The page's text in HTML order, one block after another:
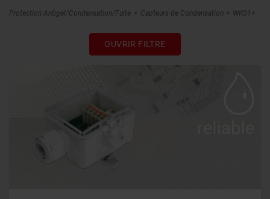
Protection Antigel/Condensation/Fuite Capteurs de Condensation WK01+
OUVRIR FILTRE